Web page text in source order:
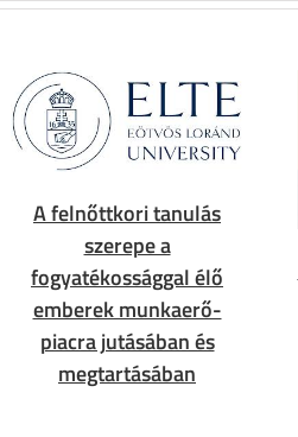
A felnőttkori tanulás
szerepe a
fogyatékossággal élő
emberek munkaerő-
piacra jutásában és
megtartásában